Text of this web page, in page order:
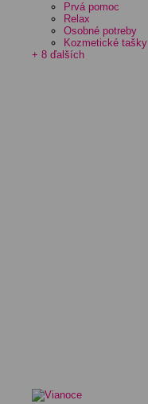
Prvá pomoc
Relax
Osobné potreby
Kozmetické tašky
+ 8 ďalších